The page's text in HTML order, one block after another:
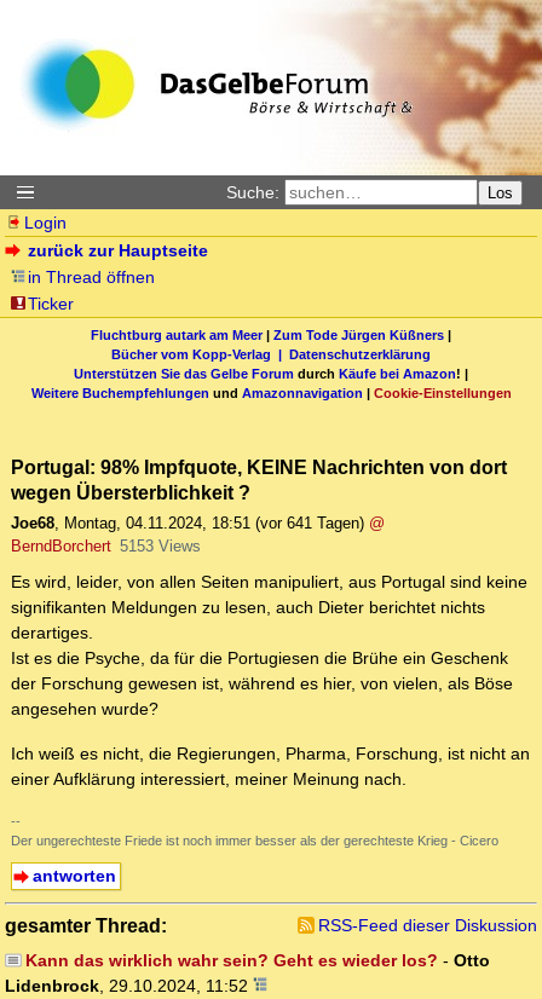
Suche: Los
Login
zurück zur Hauptseite
in Thread öffnen
Ticker
Fluchtburg autark am Meer| Zum Tode Jürgen Küßners |
Bücher vom Kopp-Verlag | Datenschutzerklärung
Unterstützen Sie das Gelbe Forum durch Käufe bei Amazon! |
Weitere Buchempfehlungen und Amazonnavigation | Cookie-Einstellungen
Portugal: 98% Impfquote, KEINE Nachrichten von dort
wegen Übersterblichkeit ?
Joe68, Montag, 04.11.2024, 18:51 (vor 641 Tagen) @
BerndBorchert 5153 Views
Es wird, leider, von allen Seiten manipuliert, aus Portugal sind keine
signifikanten Meldungen zu lesen, auch Dieter berichtet nichts
derartiges.
Ist es die Psyche, da für die Portugiesen die Brühe ein Geschenk
der Forschung gewesen ist, während es hier, von vielen, als Böse
angesehen wurde?
Ich weiß es nicht, die Regierungen, Pharma, Forschung, ist nicht an
einer Aufklärung interessiert, meiner Meinung nach.
--
Der ungerechteste Friede ist noch immer besser als der gerechteste Krieg - Cicero
antworten
gesamter Thread:
RSS-Feed dieser Diskussion
Kann das wirklich wahr sein? Geht es wieder los? - Otto
Lidenbrock, 29.10.2024, 11:52